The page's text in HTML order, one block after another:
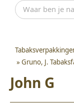
» Gruno, J.
John G